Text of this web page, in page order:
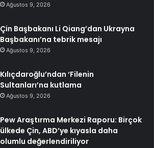
Ağustos 9, 2026
Çin Başbakanı Li Qiang’dan Ukrayna
Başbakanı’na tebrik mesajı
Ağustos 9, 2026
Kılıçdaroğlu’ndan ‘Filenin
Sultanları’na kutlama
Ağustos 9, 2026
Pew Araştırma Merkezi Raporu: Birçok
ülkede Çin, ABD’ye kıyasla daha
olumlu değerlendiriliyor